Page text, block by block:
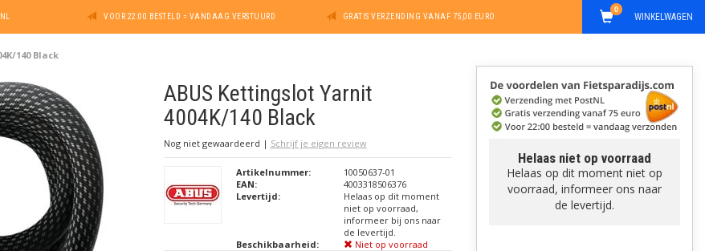
VOOR 22:00 BESTELD = VANDAAG VERSTUURD GRATIS VERZENDING VANAF 75,00 EURO WINKELWAGEN
0
140 Black
ABUS Kettingslot Yarnit
4004K/140 Black
Nog niet gewaardeerd | Schrijf je eigen review
Artikelnummer:
10050637-01
EAN:
4003318506376
Levertijd:
Helaas op dit moment
niet op voorraad,
informeer bij ons naar
de levertijd.
Beschikbaarheid:
Niet op voorraad
Helaas niet op voorraad
Helaas op dit moment niet op
voorraad, informeer ons naar
de levertijd.